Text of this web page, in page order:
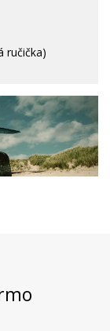
ručička)